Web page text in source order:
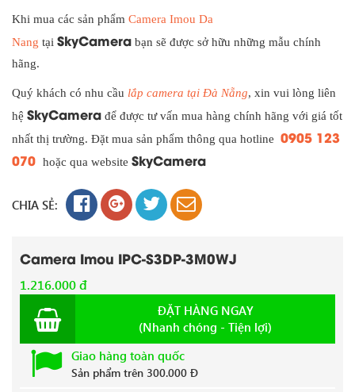
Khi mua các sản phẩm Camera Imou Da
Nang tại SkyCamera bạn sẽ được sở hữu những mẫu chính
hãng.
Quý khách có nhu cầu lắp camera tại Đà Nẵng, xin vui lòng liên
hệ SkyCamera để được tư vấn mua hàng chính hãng với giá tốt
nhất thị trường. Đặt mua sản phẩm thông qua hotline 0905 123
070 hoặc qua website SkyCamera
CHIA SẺ:
Camera Imou IPC-S3DP-3M0WJ
1.216.000 đ
ĐẶT HÀNG NGAY
(Nhanh chóng - Tiện lợi)
Giao hàng toàn quốc
Sản phẩm trên 300.000 Đ